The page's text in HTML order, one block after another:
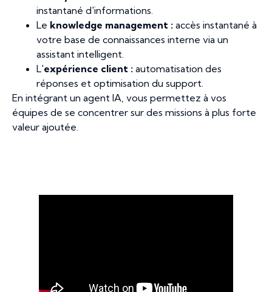
instantané d'informations.
Le knowledge management : accès instantané à
votre base de connaissances interne via un
assistant intelligent.
L'expérience client : automatisation des
réponses et optimisation du support.
En intégrant un agent IA, vous permettez à vos
équipes de se concentrer sur des missions à plus forte
valeur ajoutée.